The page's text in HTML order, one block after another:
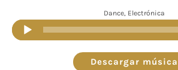
Dance, Electrónica
de
audio
Descargar música